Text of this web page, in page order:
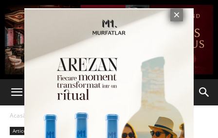
Acasă Articole
Articole